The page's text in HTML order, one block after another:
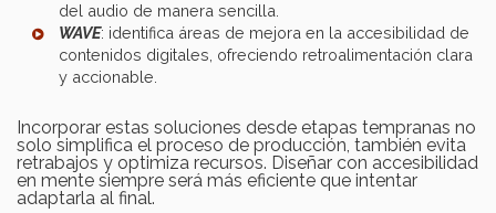
del audio de manera sencilla.
WAVE: identifica áreas de mejora en la accesibilidad de
contenidos digitales, ofreciendo retroalimentación clara
y accionable.
Incorporar estas soluciones desde etapas tempranas no
solo simplifica el proceso de producción, también evita
retrabajos y optimiza recursos. Diseñar con accesibilidad
en mente siempre será más eficiente que intentar
adaptarla al final.